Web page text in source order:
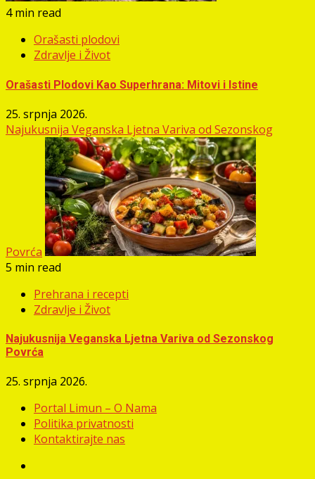
4 min read
Orašasti plodovi
Zdravlje i Život
Orašasti Plodovi Kao Superhrana: Mitovi i Istine
25. srpnja 2026.
Najukusnija Veganska Ljetna Variva od Sezonskog
Povrća
5 min read
Prehrana i recepti
Zdravlje i Život
Najukusnija Veganska Ljetna Variva od Sezonskog
Povrća
25. srpnja 2026.
Portal Limun – O Nama
Politika privatnosti
Kontaktirajte nas